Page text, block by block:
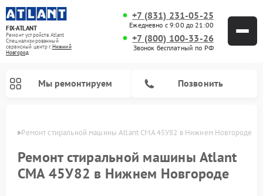
FIX-ATLANT
Ремонт устройств Atlant
Специализированный
cервисный центр г.Нижний
Новгород
+7 (831) 231-05-25
Ежедневно с 9:00 до 21:00
+7 (800) 100-33-26
Звонок бесплатный по РФ
Мы ремонтируем Позвонить
Ремонт стиральной машины Atlant СМА 45У82 в Нижнем Новгороде
Ремонт стиральной машины Atlant
СМА 45У82 в Нижнем Новгороде